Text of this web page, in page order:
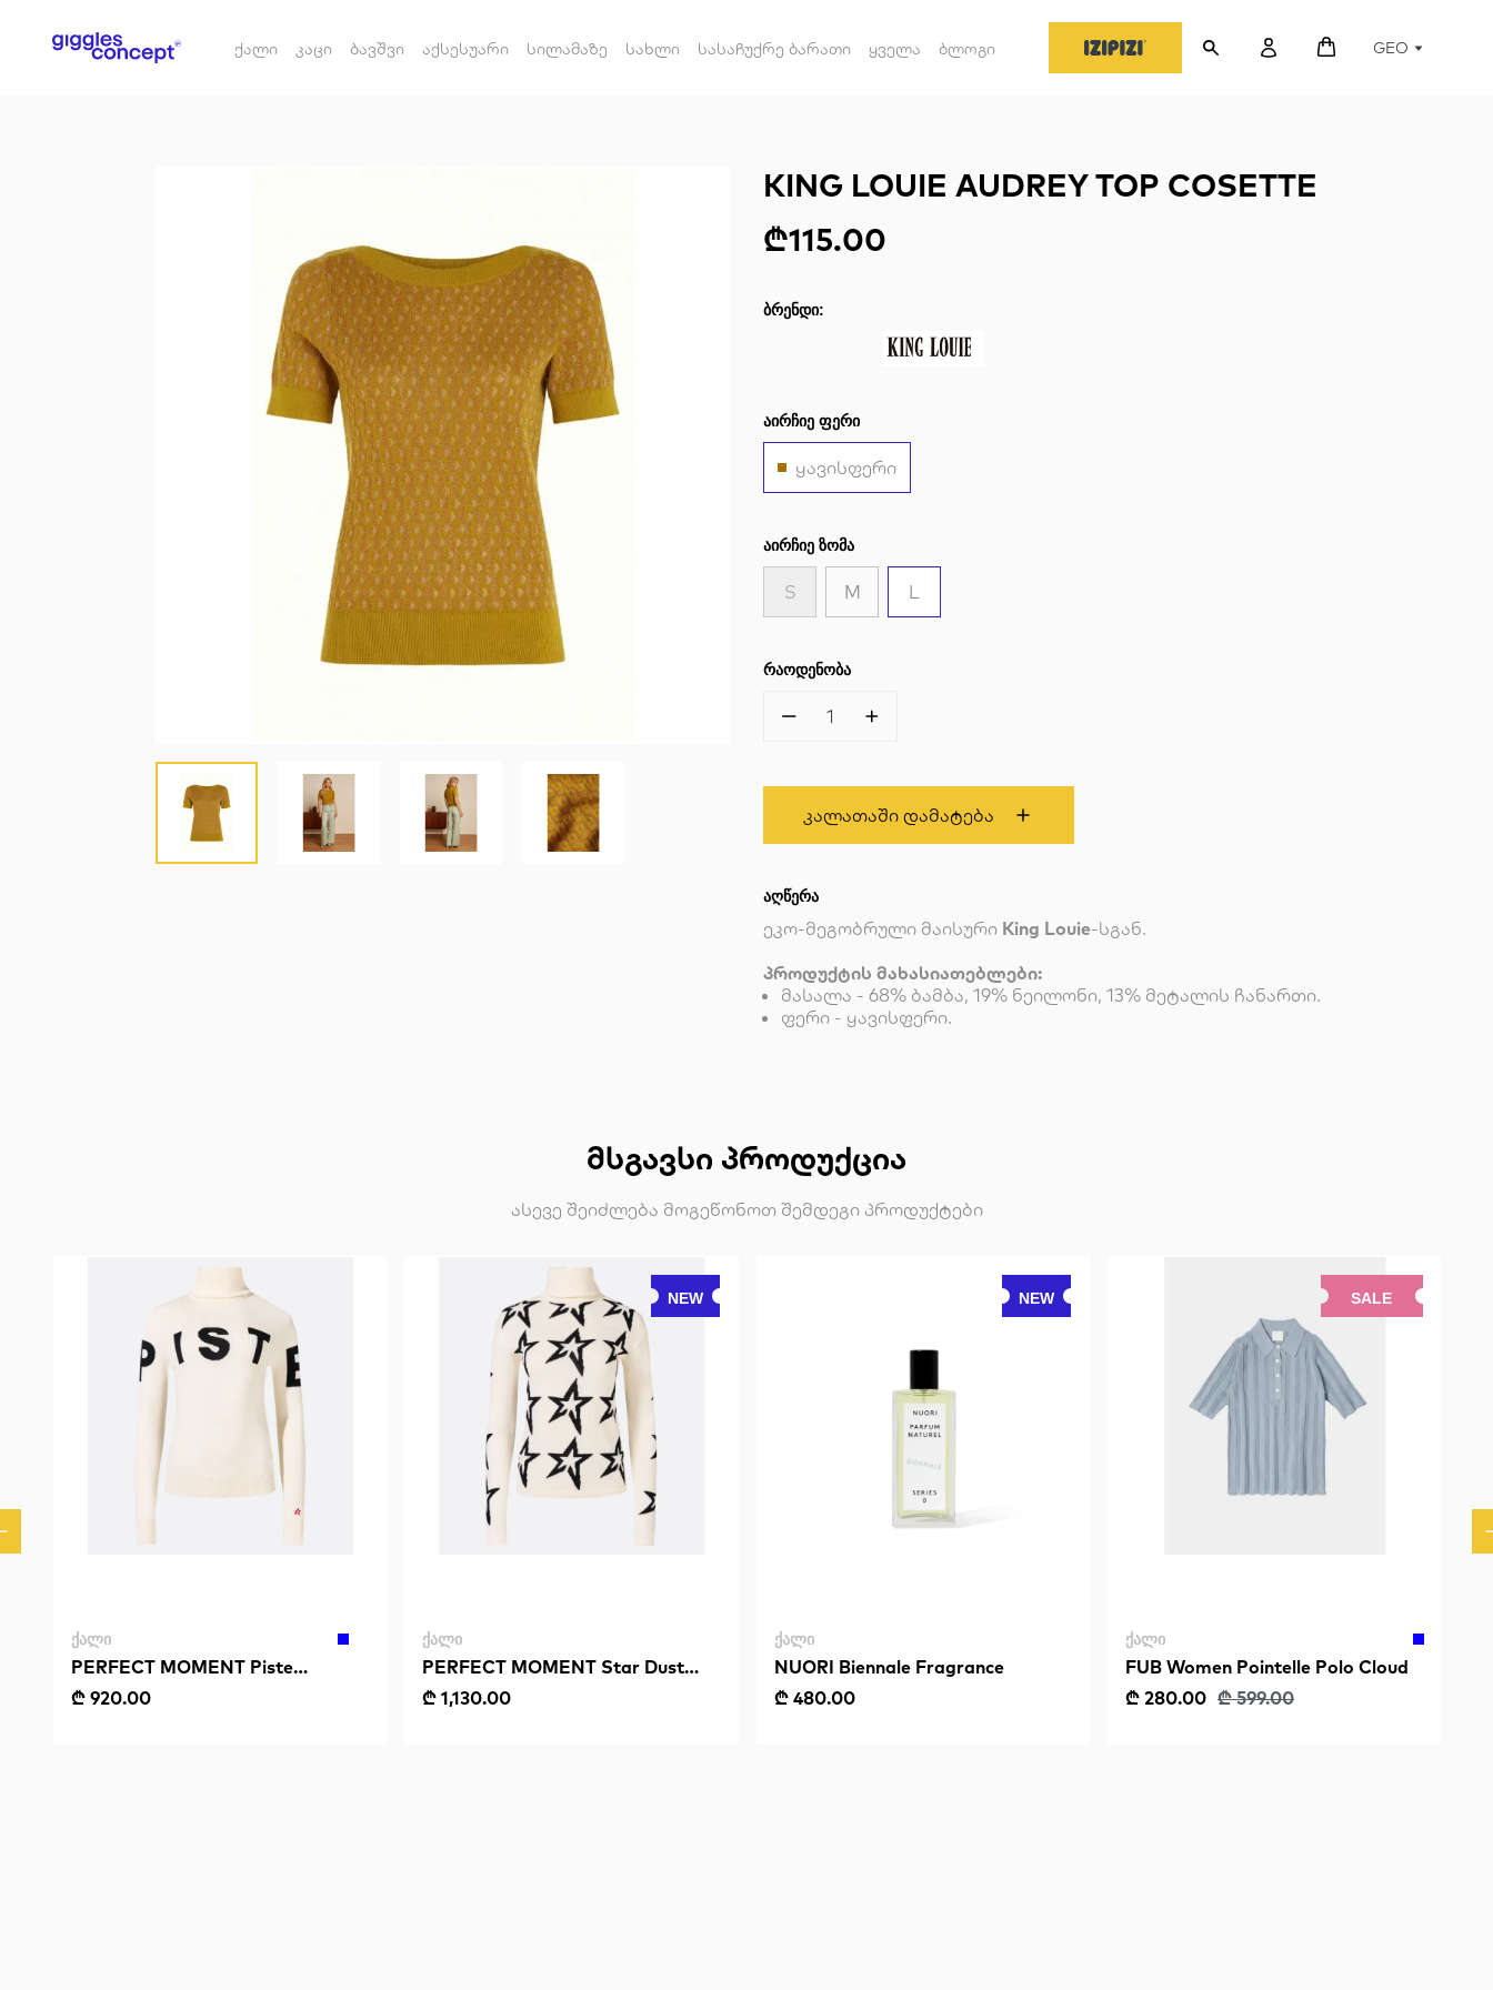
ქალი კაცი ბავშვი აქსესუარი სილამაზე სახლი სასაჩუქრე ბარათი ყველა ბლოგი GEO
KING LOUIE AUDREY TOP COSETTE
₾115.00
ᲑᲠᲔᲜᲓᲘ:
ᲐᲘᲠᲩᲘᲔ ᲤᲔᲠᲘ
ყავისფერი
ᲐᲘᲠᲩᲘᲔ ᲖᲝᲛᲐ
S M L
ᲠᲐᲝᲓᲔᲜᲝᲑᲐ
1
Კალათაში Დამატება
ᲐᲦᲬᲔᲠᲐ
ეკო-მეგობრული მაისური King Louie-სგან.
პროდუქტის მახასიათებლები:
მასალა - 68% ბამბა, 19% ნეილონი, 13% მეტალის ჩანართი.
ფერი - ყავისფერი.
ᲛᲡᲒᲐᲕᲡᲘ ᲞᲠᲝᲓᲣᲥᲪᲘᲐ
ასევე შეიძლება მოგეწონოთ შემდეგი პროდუქტები
ᲥᲐᲚᲘ
PERFECT MOMENT Piste
Sweater II
₾ 920.00
NEW
ᲥᲐᲚᲘ
PERFECT MOMENT Star Dust
Sweater
₾ 1,130.00
NEW
ᲥᲐᲚᲘ
NUORI Biennale Fragrance
₾ 480.00
SALE
ᲥᲐᲚᲘ
FUB Women Pointelle Polo Cloud
₾ 280.00 ₾ 599.00